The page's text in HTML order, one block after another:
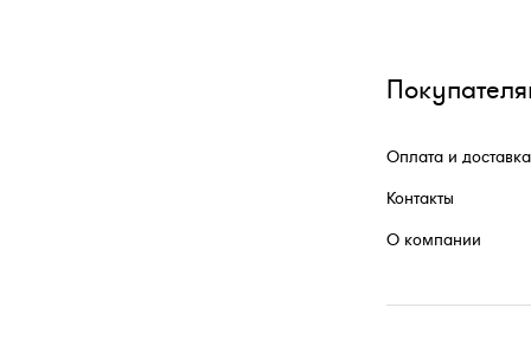
Оплата и доставка
Контакты
О компании